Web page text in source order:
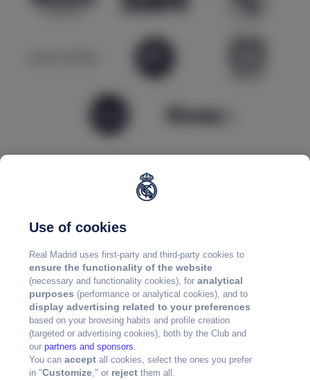
Use of cookies
Real Madrid uses first-party and third-party cookies to
ensure the functionality of the website
(necessary and functionality cookies), foranalytical
purposes (performance or analytical cookies), and to
display advertising related to your preferences
based on your browsing habits and profile creation
(targeted or advertising cookies), both by the Club and
ourpartners and sponsors.
You canaccept all cookies, select the ones you prefer
in "Customize," or reject them all.